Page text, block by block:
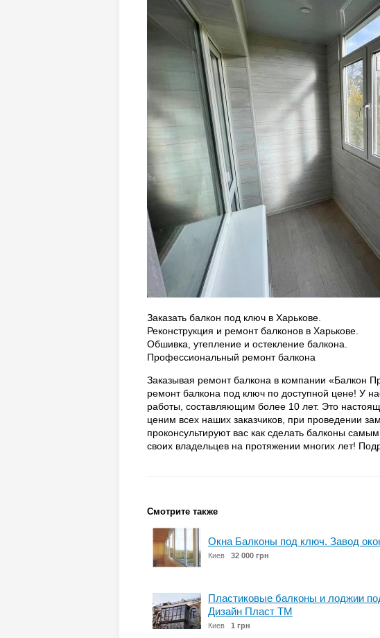
Заказать балкон под ключ в Харькове.
Реконструкция и ремонт балконов в Харькове.
Обшивка, утепление и остекление балкона.
Профессиональный ремонт балкона
Заказывая ремонт балкона в компании «Балкон
ремонт балкона под ключ по доступной цене! У
работы, составляющим более 10 лет. Это
ценим всех наших заказчиков, при проведении
проконсультируют вас как сделать балконы
своих владельцев на протяжении многих лет!
Смотрите также
Окна Балконы под ключ. Завод
Киев 32 000 грн
Пластиковые балконы и лоджии
Дизайн Пласт ТМ
Киев 1 грн